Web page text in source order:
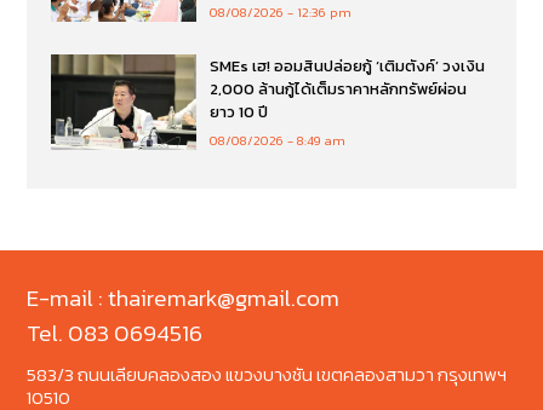
08/08/2026 12:36 pm
SMEs เฮ! ออมสินปล่อยกู้ ‘เติมตังค์’ วงเงิน
2,000 ล้านกู้ได้เต็มราคาหลักทรัพย์ผ่อน
ยาว 10 ปี
08/08/2026 8:49 am
E-mail : thairemark@gmail.com
Tel. 083 0694516
583/3 ถนนเลียบคลองสอง แขวงบางชัน เขตคลองสามวา กรุงเทพฯ
10510